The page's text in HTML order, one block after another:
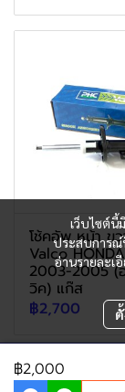
โช้คอัพ หน้า ขว
Valco
2003-2005 (
วิค) แก๊ส
฿2,700
฿2,000
เว็บไซต์นี้
ประสบการณ์
อ่านรายละเ